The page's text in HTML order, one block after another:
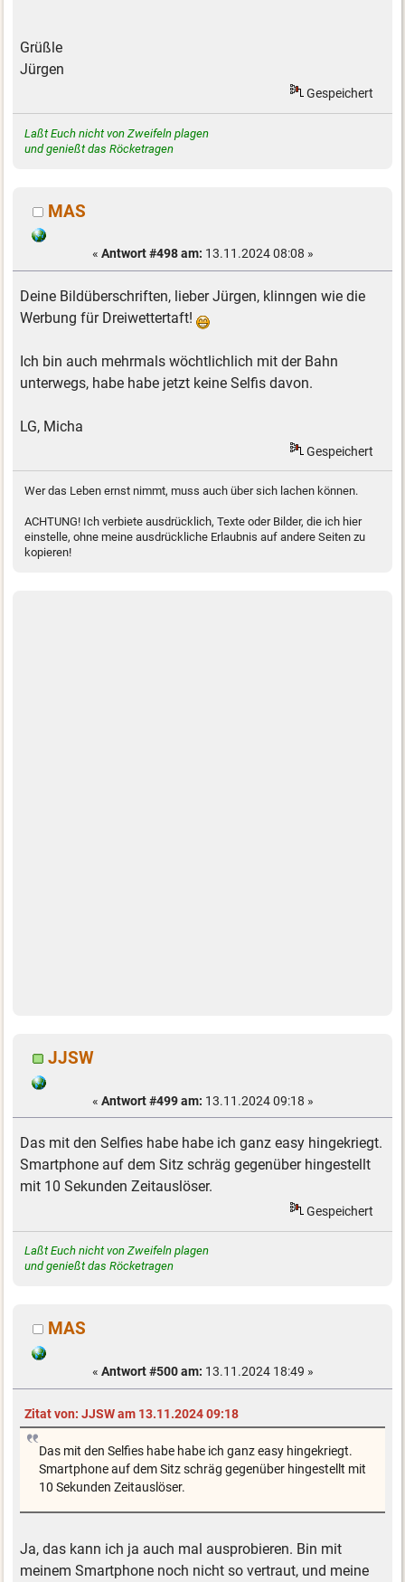
Grüßle
Jürgen
Gespeichert
Laßt Euch nicht von Zweifeln plagen
und genießt das Röcketragen
MAS
« Antwort #498 am: 13.11.2024 08:08 »
Deine Bildüberschriften, lieber Jürgen, klinngen wie die
Werbung für Dreiwettertaft!
Ich bin auch mehrmals wöchtlichlich mit der Bahn
unterwegs, habe habe jetzt keine Selfis davon.
LG, Micha
Gespeichert
Wer das Leben ernst nimmt, muss auch über sich lachen können.
ACHTUNG! Ich verbiete ausdrücklich, Texte oder Bilder, die ich hier
einstelle, ohne meine ausdrückliche Erlaubnis auf andere Seiten zu
kopieren!
JJSW
« Antwort #499 am: 13.11.2024 09:18 »
Das mit den Selfies habe habe ich ganz easy hingekriegt.
Smartphone auf dem Sitz schräg gegenüber hingestellt
mit 10 Sekunden Zeitauslöser.
Gespeichert
Laßt Euch nicht von Zweifeln plagen
und genießt das Röcketragen
MAS
« Antwort #500 am: 13.11.2024 18:49 »
Zitat von: JJSW am 13.11.2024 09:18
Das mit den Selfies habe habe ich ganz easy hingekriegt.
Smartphone auf dem Sitz schräg gegenüber hingestellt mit
10 Sekunden Zeitauslöser.
Ja, das kann ich ja auch mal ausprobieren. Bin mit
meinem Smartphone noch nicht so vertraut, und meine